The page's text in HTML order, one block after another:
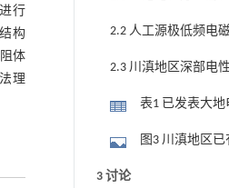
行
构
体
理
2.2 人工源极低频电
2.3 川滇地区深部电
表1 已发表大地
图3 川滇地区
考文献见表1
3 讨论